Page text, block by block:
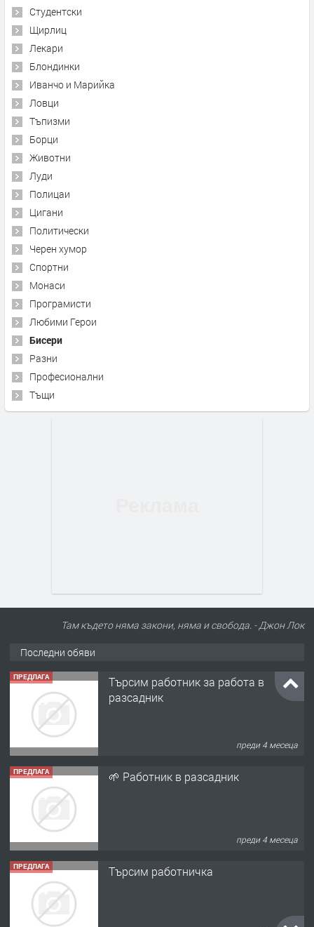
Студентски
Щирлиц
Лекари
Блондинки
Иванчо и Марийка
Ловци
Тъпизми
Борци
Животни
Луди
Полицаи
Цигани
Политически
Черен хумор
Спортни
Монаси
Програмисти
Любими Герои
Бисери
Разни
Професионални
Тъщи
Там където няма закони, няма и свобода. - Джон Лок
Последни обяви
ПРЕДЛАГА
Търсим работник за работа в
разсадник
преди 4 месеца
ПРЕДЛАГА 🌱 Работник в разсадник
преди 4 месеца
ПРЕДЛАГА Търсим работничка